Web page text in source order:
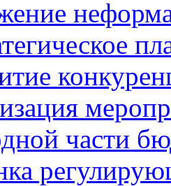
части